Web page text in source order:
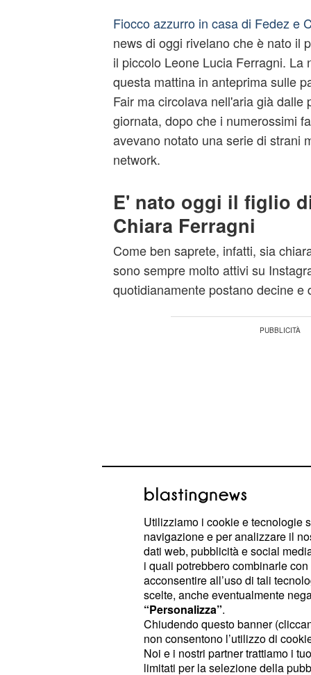
Fiocco azzurro in casa di Fedez e
news di oggi rivelano che è nato il
il piccolo Leone Lucia Ferragni. La
questa mattina in anteprima sulle
Fair ma circolava nell'aria già dalle
giornata, dopo che i numerossimi
avevano notato una serie di strani
network.
E' nato oggi il figlio
Chiara Ferragni
Come ben saprete, infatti, sia
sono sempre molto attivi su
quotidianamente postano decine e
Ebbene tra ieri e oggi la coppia
praticamente interrotto la
social e questa cosa ovviamente
al punto che in molti hanno
avessero di meglio da fare.
Utilizziamo i cookie e tecnologie
navigazione e per analizzare il
dati web, pubblicità e social
i quali potrebbero combinarle
acconsentire all’uso di tali
scelte, anche eventualmente
“Personalizza”.
Chiudendo questo banner
non consentono l’utilizzo di
Noi e i nostri partner trattiamo i
limitati per la selezione della